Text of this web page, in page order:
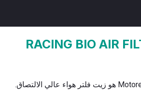
RACING BIO AIR